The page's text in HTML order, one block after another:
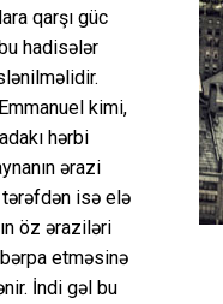
qarşı güc
hadisələr
kimi,
hərbi
ərazi
isə elə
öz əraziləri
etməsinə
İndi gəl bu